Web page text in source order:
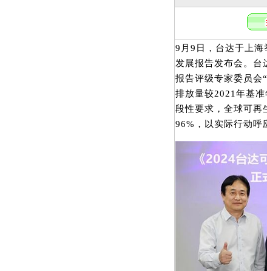
9月9日，台达于上
发展报告发布会。台
报告评级专家委员会
排放量较2021年基
段性要求，全球可再
96%，以实际行动呼